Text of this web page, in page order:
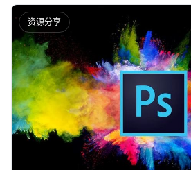
资源分享